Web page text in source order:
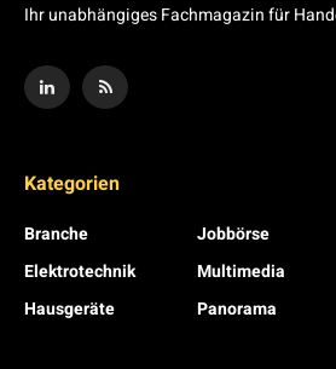
Ihr unabhängiges Fachmagazin für
Kategorien
Branche
Elektrotechnik
Hausgeräte
Jobbörse
Multimedia
Panorama